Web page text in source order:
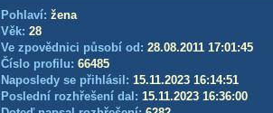
Pohlaví: žena
Věk: 28
Ve zpovědnici působí od: 28.08.2011 17:01:45
Číslo profilu: 66485
Naposledy se přihlásil: 15.11.2023 16:14:51
Poslední rozhřešení dal: 15.11.2023 16:36:00